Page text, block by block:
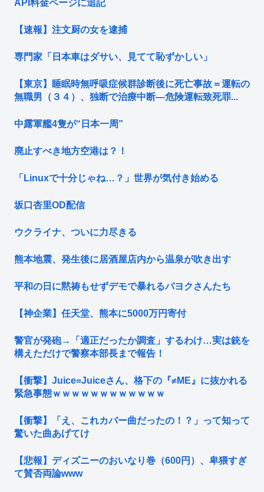
API料金ページに追記
【速報】注文厨の女を逮捕
専門家「日本車はダサい、見てて恥ずかしい」
【東京】睡眠時無呼吸症候群診断後に死亡事故＝運転の
無職男（３４）、独断で治療中断―危険運転致死罪...
中露軍艦4隻が“日本一周”
廃止すべき地方空港は？！
「Linuxで十分じゃね…？」世界が気付き始める
坂口杏里OD配信
ウクライナ、ついに力尽きる
熊本地震、発生後に居酒屋店内から温泉が吹き出す
平和の日に黙祷もせずデモで暴れるパヨクさんたち
【神企業】任天堂、熊本に5000万円寄付
警官が発砲→「適正だったか調査」するわけ…実は銃を
構えただけで警察本部長まで報告！
【衝撃】Juice=Juiceさん、格下の『≠ME』に抜かれる
緊急事態ｗｗｗｗｗｗｗｗｗｗｗｗ
【衝撃】「え、これカバー曲だったの！？」って知って
驚いた曲あげてけ
【悲報】ディズニーのおいなり巻（600円）、卑猥すぎ
て賛否両論www